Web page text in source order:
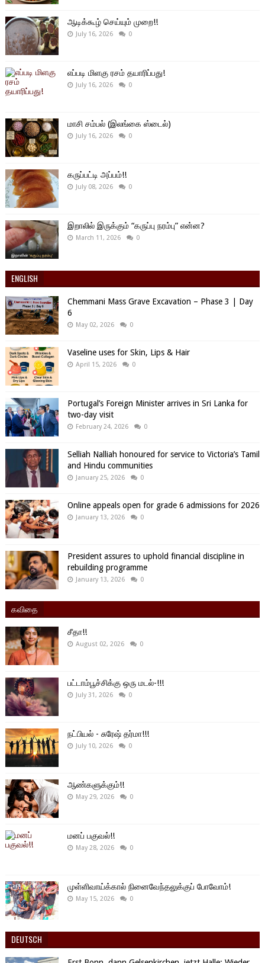
ஆடிக்கூழ் செய்யும் முறை!!
July 16, 2026 0
எப்படி மிளகு ரசம் தயாரிப்பது!
July 16, 2026 0
மாசி சம்பல் (இலங்கை ஸ்டைல்)
July 16, 2026 0
கருப்பட்டி அப்பம்!!
July 08, 2026 0
இறாலில் இருக்கும் “கருப்பு நரம்பு” என்ன?
March 11, 2026 0
ENGLISH
Chemmani Mass Grave Excavation – Phase 3 | Day
6
May 02, 2026 0
Vaseline uses for Skin, Lips & Hair
April 15, 2026 0
Portugal’s Foreign Minister arrives in Sri Lanka for
two-day visit
February 24, 2026 0
Selliah Nalliah honoured for service to Victoria’s Tamil
and Hindu communities
January 25, 2026 0
Online appeals open for grade 6 admissions for 2026
January 13, 2026 0
President assures to uphold financial discipline in
rebuilding programme
January 13, 2026 0
கவிதை
சீதா!!
August 02, 2026 0
பட்டாம்பூச்சிக்கு ஒரு மடல்-!!!
July 31, 2026 0
நட்பியல் - சுரேஷ் தர்மா!!!
July 10, 2026 0
ஆண்களுக்கும்!!
May 29, 2026 0
மனப் பகுவல்!!
May 28, 2026 0
முள்ளிவாய்க்கால் நினைவேந்தலுக்குப் போவோம்!
May 15, 2026 0
DEUTSCH